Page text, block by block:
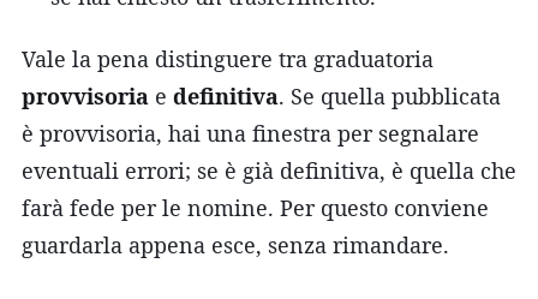
Vale la pena distinguere tra graduatoria
provvisoria e definitiva. Se quella pubblicata
è provvisoria, hai una finestra per segnalare
eventuali errori; se è già definitiva, è quella che
farà fede per le nomine. Per questo conviene
guardarla appena esce, senza rimandare.